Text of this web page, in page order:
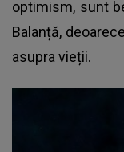
optimism, sunt
Balanță,
asupra vieții.